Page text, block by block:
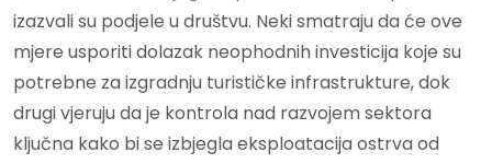
izazvali su podjele u društvu. Neki smatraju da će ove
mjere usporiti dolazak neophodnih investicija koje su
potrebne za izgradnju turističke infrastrukture, dok
drugi vjeruju da je kontrola nad razvojem sektora
ključna kako bi se izbjegla eksploatacija ostrva od